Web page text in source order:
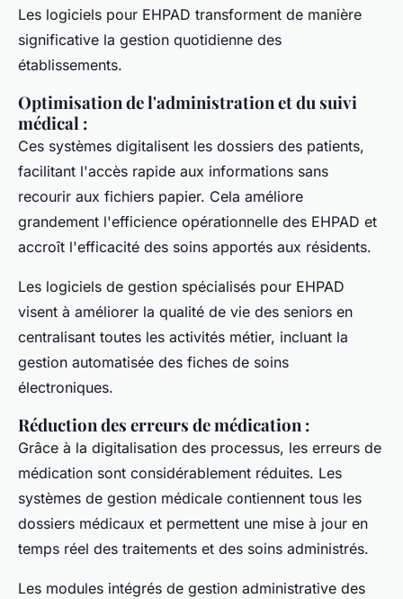
Les logiciels pour EHPAD transforment de manière
significative la gestion quotidienne des
établissements.
Optimisation de l'administration et du suivi
médical :
Ces systèmes digitalisent les dossiers des patients,
facilitant l'accès rapide aux informations sans
recourir aux fichiers papier. Cela améliore
grandement l'efficience opérationnelle des EHPAD et
accroît l'efficacité des soins apportés aux résidents.
Les logiciels de gestion spécialisés pour EHPAD
visent à améliorer la qualité de vie des seniors en
centralisant toutes les activités métier, incluant la
gestion automatisée des fiches de soins
électroniques.
Réduction des erreurs de médication :
Grâce à la digitalisation des processus, les erreurs de
médication sont considérablement réduites. Les
systèmes de gestion médicale contiennent tous les
dossiers médicaux et permettent une mise à jour en
temps réel des traitements et des soins administrés.
Les modules intégrés de gestion administrative des